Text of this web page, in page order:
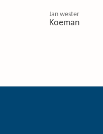
Jan wester
Koeman